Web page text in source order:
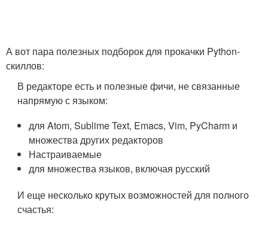
А вот пара полезных подборок для прокачки Python-
скиллов:
В редакторе есть и полезные фичи, не связанные
напрямую с языком:
для Atom, Sublime Text, Emacs, Vim, PyCharm и
множества других редакторов
Настраиваемые
для множества языков, включая русский
И еще несколько крутых возможностей для полного
счастья: